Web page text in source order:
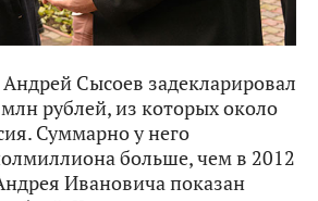
Сысоев задекларировал
рублей, из которых около
Суммарно у него
больше, чем в 2012
Ивановича показан